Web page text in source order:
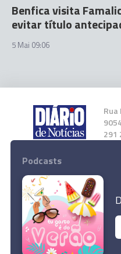
Benfica visita
evitar título
5 Mai 09:06
Rua
291
© 2024 Empresa
Todos os
Podcasts